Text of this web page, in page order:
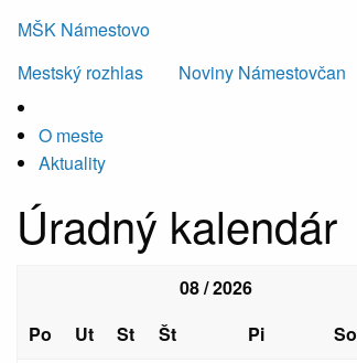
MŠK Námestovo
Mestský rozhlas
Noviny Námestovčan
O meste
Aktuality
Úradný kalendár
08 / 2026
Po
Ut St Št Pi So